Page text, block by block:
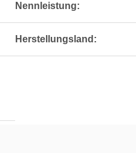
Nennleistung:
Herstellungsland: